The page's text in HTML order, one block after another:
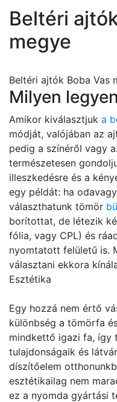
Beltéri
megye
Beltéri ajtók Boba Vas
Milyen
Amikor kiválasztjuk a
módját, valójában az
pedig a színéről vagy
természetesen
illeszkedésre és a
egy példát: ha
választhatunk tömör
borítottat, de létezik
fólia, vagy CPL) és
nyomtatott felületű is.
választani ekkora
Esztétika
Egy hozzá nem értő
különbség a tömörfa
mindkettő igazi fa, így
tulajdonságaik és
díszítőelem
esztétikailag nem
ez a nyomda gyártási